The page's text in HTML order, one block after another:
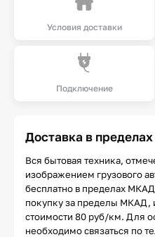
Условия доставки
Подключение
Доставка в
Вся бытовая техника,
изображением грузового
бесплатно в пределах
покупку за пределы МКАД,
стоимости 80 руб/км. Для
необходимо связаться по